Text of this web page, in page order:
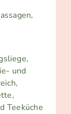
und
Teeküche